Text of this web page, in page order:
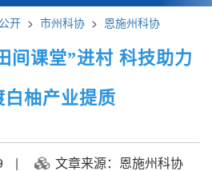
开 > 市州科协 > 恩施州科协
间课堂”进村 科技助力
白柚产业提质
| 文章来源：恩施州科协